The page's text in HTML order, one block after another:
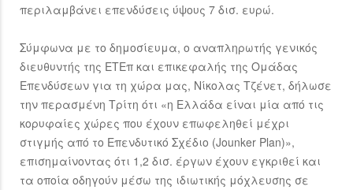
περιλαμβάνει επενδύσεις ύψους 7 δισ. ευρώ.
Σύμφωνα με το δημοσίευμα, ο αναπληρωτής γενικός
διευθυντής της ΕΤΕπ και επικεφαλής της Ομάδας
Επενδύσεων για τη χώρα μας, Νίκολας Τζένετ, δήλωσε
την περασμένη Τρίτη ότι «η Ελλάδα είναι μία από τις
κορυφαίες χώρες που έχουν επωφεληθεί μέχρι
στιγμής από το Επενδυτικό Σχέδιο (Jounker Plan)»,
επισημαίνοντας ότι 1,2 δισ. έργων έχουν εγκριθεί και
τα οποία οδηγούν μέσω της ιδιωτικής μόχλευσης σε